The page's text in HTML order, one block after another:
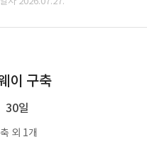
이 구축
30일
외 1개